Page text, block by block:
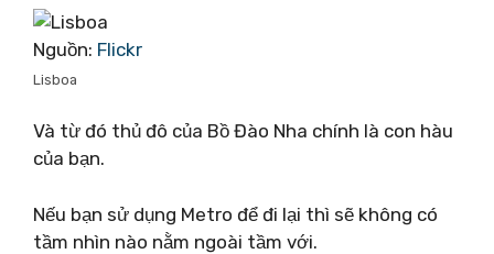
Nguồn: Flickr
Lisboa
Và từ đó thủ đô của Bồ Đào Nha chính là con hàu
của bạn.
Nếu bạn sử dụng Metro để đi lại thì sẽ không có
tầm nhìn nào nằm ngoài tầm với.